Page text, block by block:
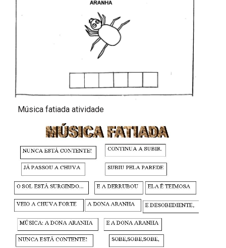
Música fatiada atividade